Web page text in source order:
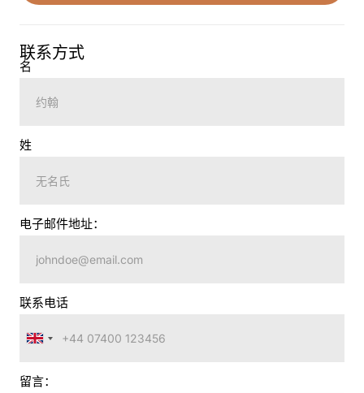
联系方式
名
姓
电子邮件地址：
联系电话
英
+44
留言：